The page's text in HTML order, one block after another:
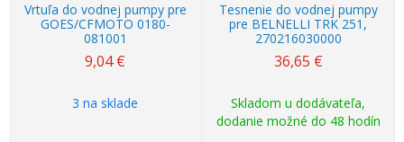
Vrtuľa do vodnej pumpy pre
GOES/CFMOTO 0180-
081001
9,04 €
3 na sklade
Tesnenie do vodnej pumpy
pre BELNELLI TRK 251,
270216030000
36,65 €
Skladom u dodávateľa,
dodanie možné do 48 hodín